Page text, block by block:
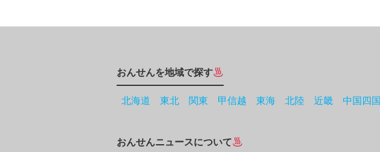
おんせんを地域で探す
北海道 東北 関東 甲信越 東海 北陸 近畿 中国四国
おんせんニュースについて